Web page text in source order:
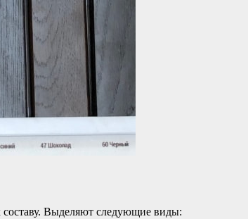
Выделяют следующие виды: